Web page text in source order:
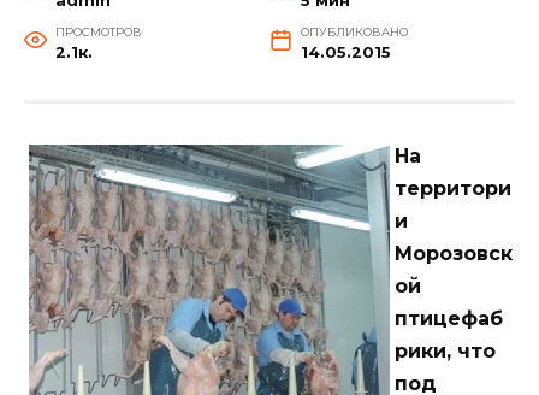
ПРОСМОТРОВ
2.1к.
ОПУБЛИКОВАНО
14.05.2015
На
территори
и
Морозовск
ой
птицефаб
рики, что
под